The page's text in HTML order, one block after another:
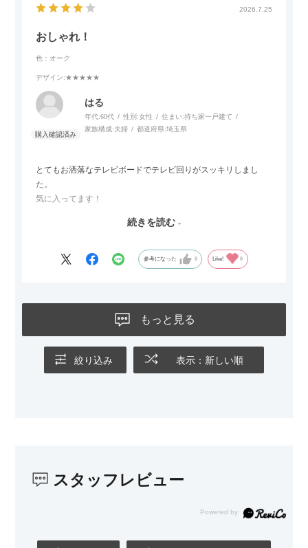
わが家のホテルライク×ジャパンディのインテリアにも自然にな
また、カウチのように足を伸ばしてくつろげるスタイルが理想
だったので、それが叶って大満足です。オットマンは自由に動
かせるため、普段はカウチとして使い、来客時には離してスツ
ールとして使えるなど、使い勝手の良さも魅力だと感じていま
2026.7.25
おしゃれ！
色：オーク
デザイン:★★★★★
はる
年代:60代 性別:女性 住まい:持ち家一戸建て
家族構成:夫婦 都道府県:埼玉県
とてもお洒落なテレビボードでテレビ回りがスッキリしまし
た。
気に入ってます！
Blu-rayレコーダーをボードの扉にしまったところリモコンが閉
なので星4つにします
続きを読む
参考になった 0 Like! 0
もっと見る
絞り込み 表示：新しい順
スタッフレビュー